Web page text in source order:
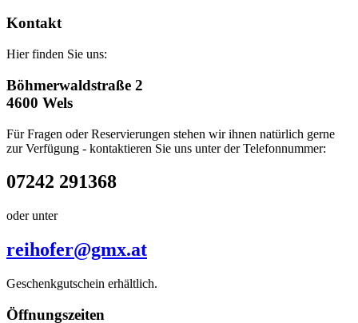
Kontakt
Hier finden Sie uns:
Böhmerwaldstraße 2
4600 Wels
Für Fragen oder Reservierungen stehen wir ihnen natürlich gerne
zur Verfügung - kontaktieren Sie uns unter der Telefonnummer:
07242 291368
oder unter
reihofer@gmx.at
Geschenkgutschein erhältlich.
Öffnungszeiten